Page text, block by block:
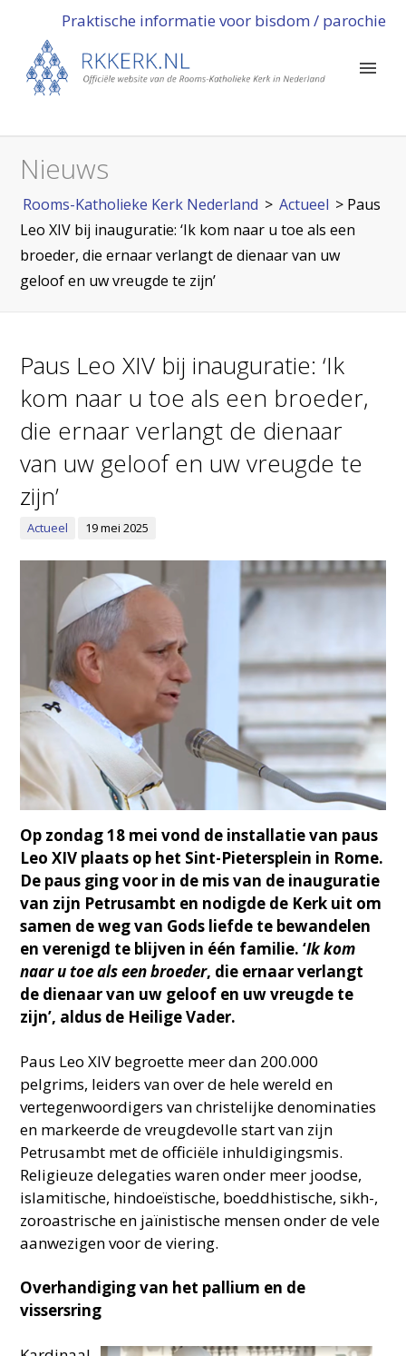
Praktische informatie voor bisdom / parochie
Nieuws
Rooms-Katholieke Kerk Nederland > Actueel > Paus
Leo XIV bij inauguratie: ‘Ik kom naar u toe als een
broeder, die ernaar verlangt de dienaar van uw
geloof en uw vreugde te zijn’
Paus Leo XIV bij inauguratie: ‘Ik
kom naar u toe als een broeder,
die ernaar verlangt de dienaar
van uw geloof en uw vreugde te
zijn’
Actueel 19 mei 2025
Op zondag 18 mei vond de installatie van paus
Leo XIV plaats op het Sint-Pietersplein in Rome.
De paus ging voor in de mis van de inauguratie
van zijn Petrusambt en nodigde de Kerk uit om
samen de weg van Gods liefde te bewandelen
en verenigd te blijven in één familie. ‘Ikkom
naar u toe als een broeder, die ernaar verlangt
de dienaar van uw geloof en uw vreugde te
zijn’, aldus de Heilige Vader.
Paus Leo XIV begroette meer dan 200.000
pelgrims, leiders van over de hele wereld en
vertegenwoordigers van christelijke denominaties
en markeerde de vreugdevolle start van zijn
Petrusambt met de officiële inhuldigingsmis.
Religieuze delegaties waren onder meer joodse,
islamitische, hindoeïstische, boeddhistische, sikh-,
zoroastrische en jaïnistische mensen onder de vele
aanwezigen voor de viering.
Overhandiging van het pallium en de
vissersring